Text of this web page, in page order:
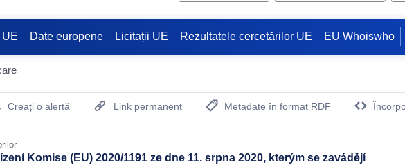
UE Date europene Licitații UE Rezultatele cercetărilor UE EU Whoiswho
Portlet
Creați o alertă Link permanent
Metadate în format RDF
Komise (EU) 2020/1191 ze dne 11. srpna 2020, kterým se zavádějí